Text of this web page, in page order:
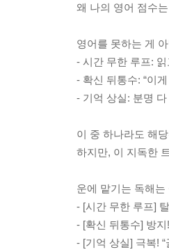
왜 나의 영어 점수
영어를 못하는 게
- 시간 무한 루프: 읽
- 확신 뒤통수: “이
- 기억 상실: 분명 다
이 중 하나라도 해
하지만, 이 지독한
운에 맡기는 독해는
- [시간 무한 루프]
- [확신 뒤통수] 방
- [기억 상실] 극복!